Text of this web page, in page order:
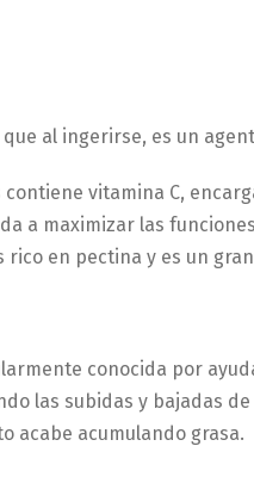
que al ingerirse, es un
contiene vitamina C,
a maximizar las
rico en pectina y es un
conocida por
las subidas y bajadas
acabe acumulando grasa.